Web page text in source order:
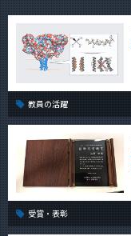
教員の活躍
受賞・表彰